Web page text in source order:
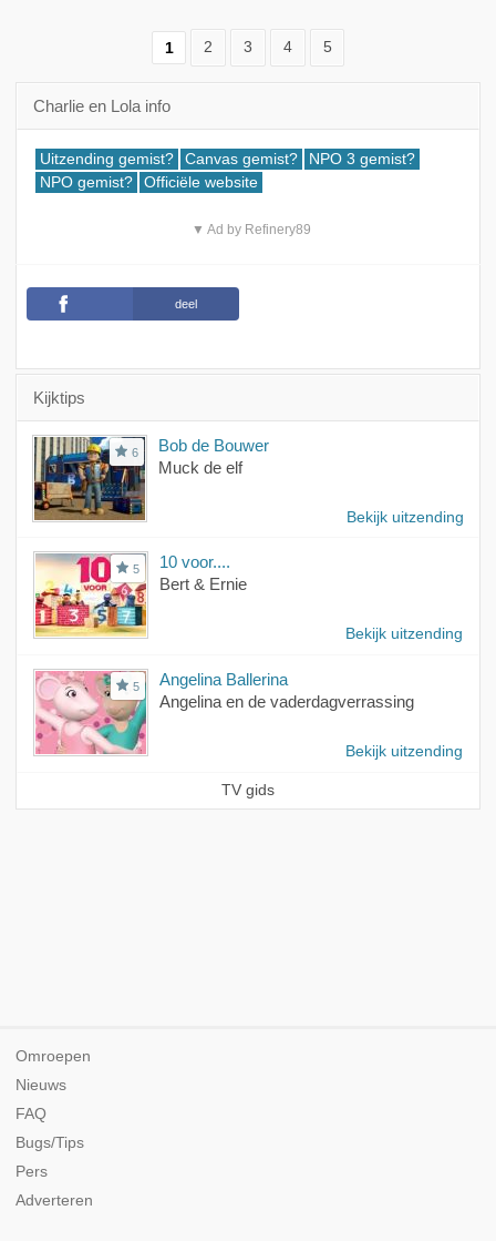
1 2 3 4 5
Charlie en Lola info
Uitzending gemist? Canvas gemist?
NPO 3 gemist?
NPO gemist?
Officiële website
▼ Ad by Refinery89
deel
Kijktips
6
Bob de Bouwer
Muck de elf
Bekijk uitzending
5
10 voor....
Bert & Ernie
Bekijk uitzending
5
Angelina Ballerina
Angelina en de vaderdagverrassing
Bekijk uitzending
TV gids
Omroepen
Nieuws
FAQ
Bugs/Tips
Pers
Adverteren